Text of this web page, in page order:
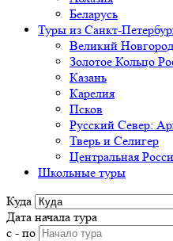
Беларусь
Туры из Санкт-
Великий Новгород
Золотое Кольцо
Казань
Карелия
Псков
Русский Север:
Тверь и Селигер
Центральная
Школьные туры
Куда
Дата начала тура
с - по